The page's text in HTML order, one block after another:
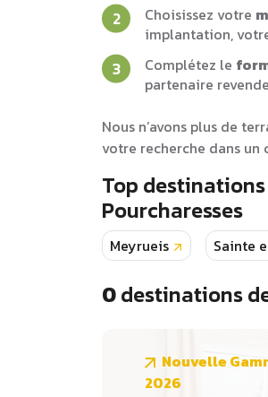
Choisissez votre
implantation,
Complétez le
partenaire
Nous n’avons plus de
votre recherche dans
Top
Pourcharesses
Meyrueis Sainte
0destinations
Nouvelle
2026